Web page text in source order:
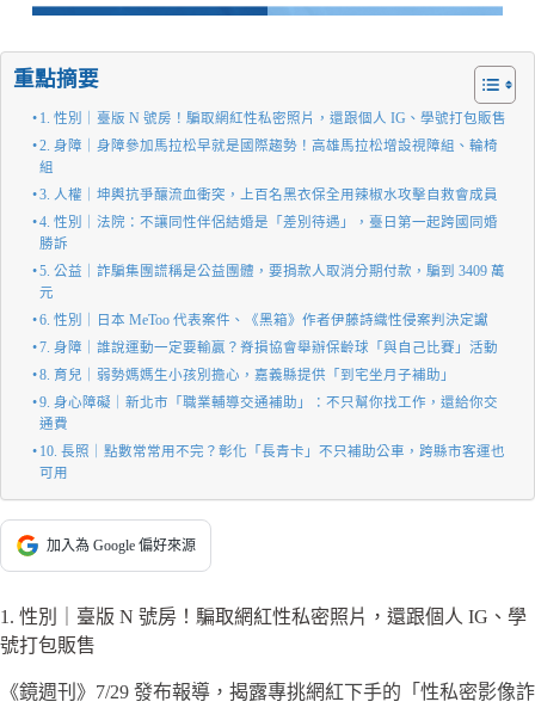
重點摘要
1. 性別｜臺版 N 號房！騙取網紅性私密照片，還跟個人 IG、學號打包販售
2. 身障｜身障參加馬拉松早就是國際趨勢！高雄馬拉松增設視障組、輪椅
組
3. 人權｜坤輿抗爭釀流血衝突，上百名黑衣保全用辣椒水攻擊自救會成員
4. 性別｜法院：不讓同性伴侶結婚是「差別待遇」，臺日第一起跨國同婚
勝訴
5. 公益｜詐騙集團謊稱是公益團體，要捐款人取消分期付款，騙到 3409 萬
元
6. 性別｜日本 MeToo 代表案件、《黑箱》作者伊藤詩織性侵案判決定讞
7. 身障｜誰說運動一定要輸贏？脊損協會舉辦保齡球「與自己比賽」活動
8. 育兒｜弱勢媽媽生小孩別擔心，嘉義縣提供「到宅坐月子補助」
9. 身心障礙｜新北市「職業輔導交通補助」：不只幫你找工作，還給你交
通費
10. 長照｜點數常常用不完？彰化「長青卡」不只補助公車，跨縣市客運也
可用
加入為 Google 偏好來源
1. 性別｜臺版 N 號房！騙取網紅性私密照片，還跟個人 IG、學
號打包販售
《鏡週刊》7/29 發布報導，揭露專挑網紅下手的「性私密影像詐